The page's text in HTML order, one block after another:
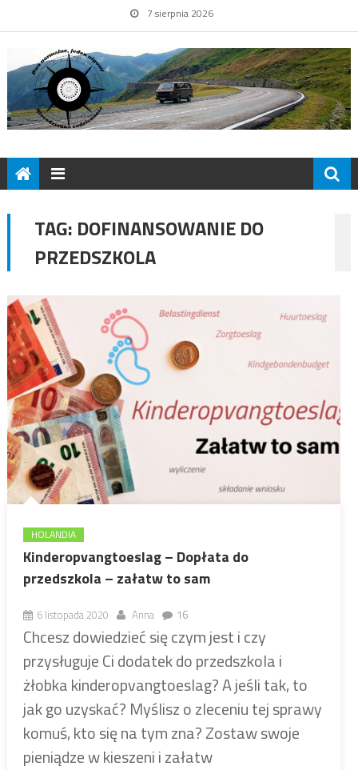
7 sierpnia 2026
TAG: DOFINANSOWANIE DO
PRZEDSZKOLA
HOLANDIA
Kinderopvangtoeslag – Dopłata do
przedszkola – załatw to sam
6 listopada 2020 Anna 16
Chcesz dowiedzieć się czym jest i czy
przysługuje Ci dodatek do przedszkola i
żłobka kinderopvangtoeslag? A jeśli tak, to
jak go uzyskać? Myślisz o zleceniu tej sprawy
komuś, kto się na tym zna? Zostaw swoje
pieniądze w kieszeni i załatw